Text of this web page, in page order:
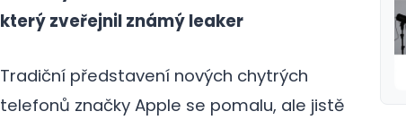
který zveřejnil známý leaker
Tradiční představení nových chytrých
telefonů značky Apple se pomalu, ale jistě